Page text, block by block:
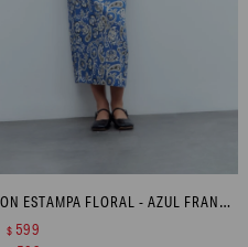
FALDA CON ESTAMPA FLORAL - AZUL FRANCIA
$ 599